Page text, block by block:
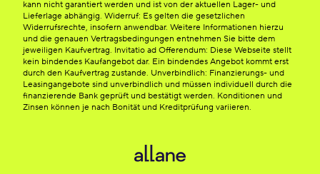
kann nicht garantiert werden und ist von der aktuellen Lager- und
Lieferlage abhängig. Widerruf: Es gelten die gesetzlichen
Widerrufsrechte, insofern anwendbar. Weitere Informationen hierzu
und die genauen Vertragsbedingungen entnehmen Sie bitte dem
jeweiligen Kaufvertrag. Invitatio ad Offerendum: Diese Webseite stellt
kein bindendes Kaufangebot dar. Ein bindendes Angebot kommt erst
durch den Kaufvertrag zustande. Unverbindlich: Finanzierungs- und
Leasingangebote sind unverbindlich und müssen individuell durch die
finanzierende Bank geprüft und bestätigt werden. Konditionen und
Zinsen können je nach Bonität und Kreditprüfung variieren.